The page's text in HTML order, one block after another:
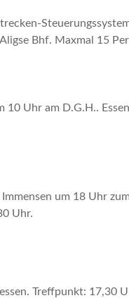
Bhf. Maxmal 15
10 Uhr am D.G.H..
um 18 Uhr
Uhr.
Treffpunkt: 17,30